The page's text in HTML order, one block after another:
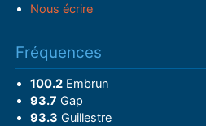
Nous écrire
Fréquences
100.2Embrun
93.7 Gap
93.3 Guillestre